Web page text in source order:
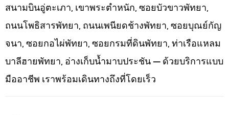
สนามบินอู่ตะเภา, เขาพระตำหนัก, ซอยบัวขาวพัทยา,
ถนนโพธิสารพัทยา, ถนนเพนียดช้างพัทยา, ซอยบุณย์กัญ
จนา, ซอยกอไผ่พัทยา, ซอยกรมที่ดินพัทยา, ท่าเรือแหลม
บาลีฮายพัทยา, อ่างเก็บน้ำมาบประชัน — ด้วยบริการแบบ
มืออาชีพ เราพร้อมเดินทางถึงที่โดยเร็ว